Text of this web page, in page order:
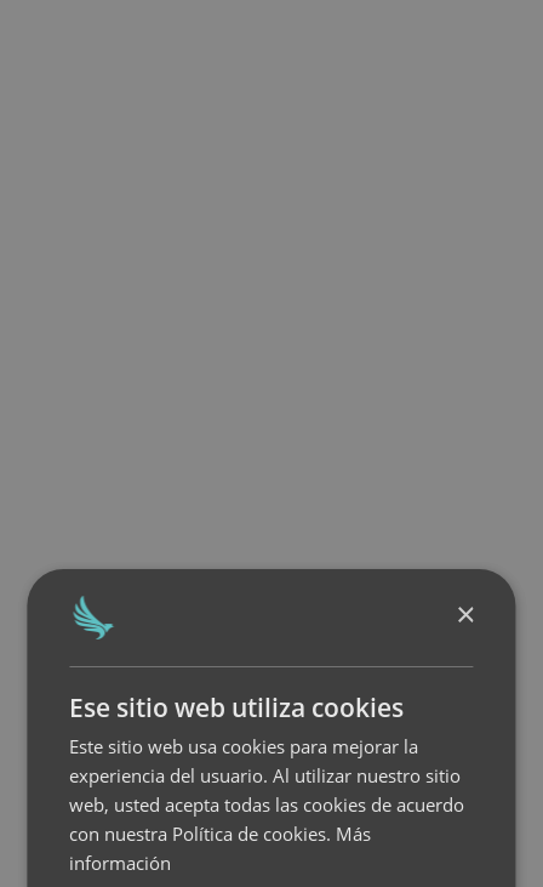
×
Ese sitio web utiliza cookies
Este sitio web usa cookies para mejorar la
experiencia del usuario. Al utilizar nuestro sitio
web, usted acepta todas las cookies de acuerdo
con nuestra Política de cookies. Más
información